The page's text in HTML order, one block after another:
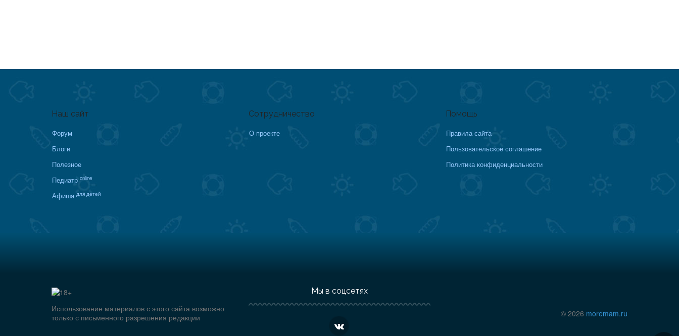
Наш сайт
Форум
Блоги
Полезное
Педиатр online
Афиша для детей
Сотрудничество
О проекте
Помощь
Правила сайта
Пользовательское соглашение
Политика конфиденциальности
Использование материалов с этого сайта возможно
только с письменного разрешения редакции
Мы в соцсетях
© 2026 moremam.ru